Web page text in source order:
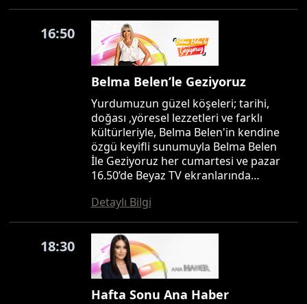
16:50
Belma Belen’le Geziyoruz
Yurdumuzun güzel köşeleri; tarihi,
doğası ,yöresel lezzetleri ve farklı
kültürleriyle, Belma Belen'in kendine
özgü keyifli sunumuyla Belma Belen
İle Geziyoruz her cumartesi ve pazar
16.50’de Beyaz TV ekranlarında…
Detaylı Bilgi
18:30
Hafta Sonu Ana Haber